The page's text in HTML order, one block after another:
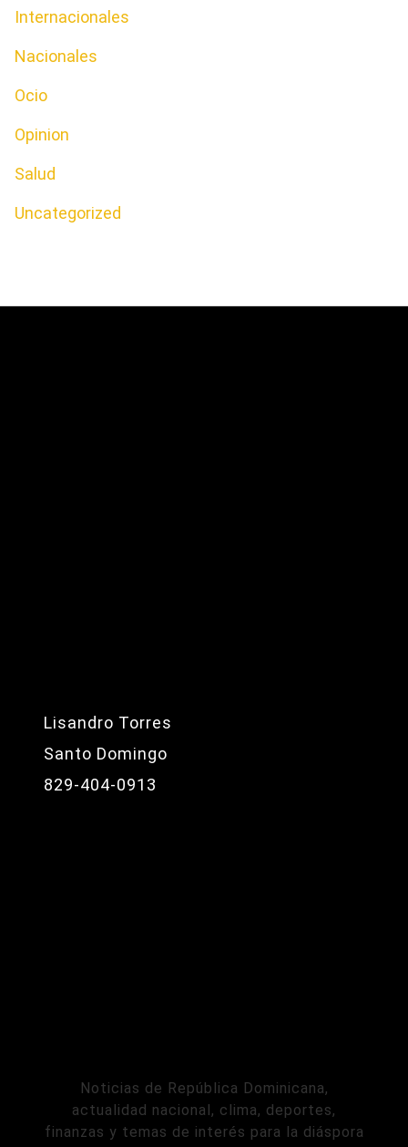
Internacionales
Nacionales
Ocio
Opinion
Salud
Uncategorized
Lisandro Torres
Santo Domingo
829-404-0913
Noticias de República Dominicana,
actualidad nacional, clima, deportes,
finanzas y temas de interés para la diáspora